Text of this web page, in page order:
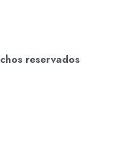
reservados